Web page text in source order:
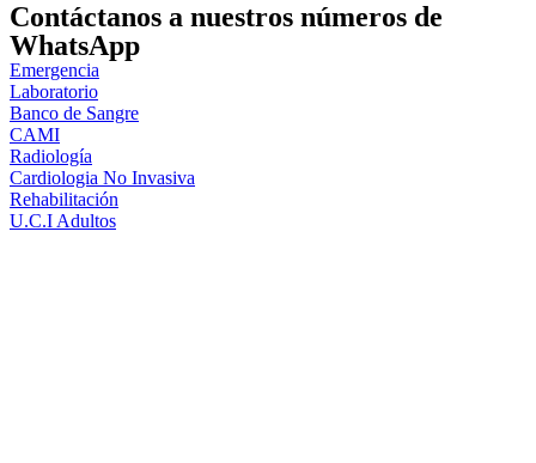
Contáctanos a nuestros números de
WhatsApp
Emergencia
Laboratorio
Banco de Sangre
CAMI
Radiología
Cardiologia No Invasiva
Rehabilitación
U.C.I Adultos